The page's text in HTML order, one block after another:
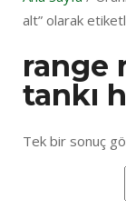
alt” olarak
range
tankı
Tek bir sonuç